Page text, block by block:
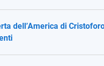
dell’America di